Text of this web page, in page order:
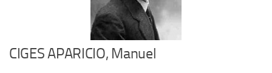
CIGES APARICIO, Manuel